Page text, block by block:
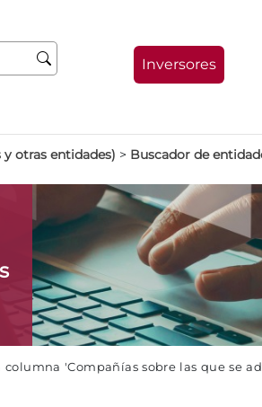
Inversores
otras entidades) > Buscador de
'Compañías sobre las que se